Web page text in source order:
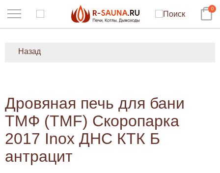
0
Назад
Дровяная печь для бани
ТМФ (TMF) Скоропарка
2017 Inox ДНС КТК Б
антрацит